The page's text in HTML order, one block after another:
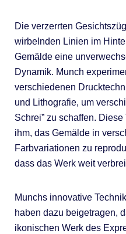
Die verzerrten
wirbelnden Linien im
Gemälde eine
Dynamik. Munch
verschiedenen
und Lithografie, um
Schrei” zu schaffen.
ihm, das Gemälde in
Farbvariationen zu
dass das Werk weit
Munchs innovative
haben dazu beigetragen,
ikonischen Werk des